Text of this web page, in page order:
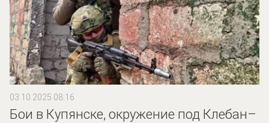
03.10.2025 08:16
Бои в Купянске, окружение под Клебан–